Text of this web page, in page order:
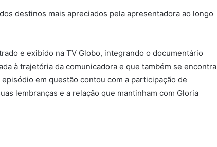
destinos mais apreciados pela apresentadora ao longo
e exibido na TV Globo, integrando o documentário
à trajetória da comunicadora e que também se encontra
em questão contou com a participação de
lembranças e a relação que mantinham com Gloria